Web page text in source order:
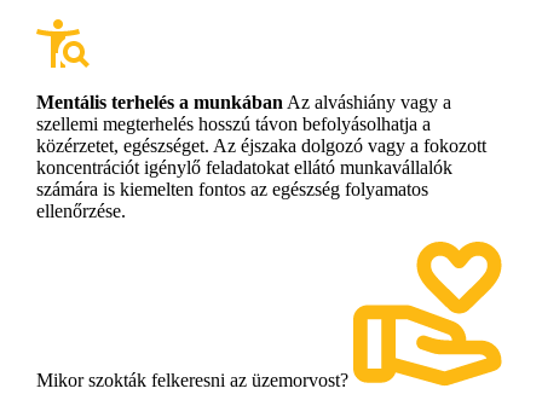
Mentális terhelés a munkában Az alváshiány vagy a
szellemi megterhelés hosszú távon befolyásolhatja a
közérzetet, egészséget. Az éjszaka dolgozó vagy a fokozott
koncentrációt igénylő feladatokat ellátó munkavállalók
számára is kiemelten fontos az egészség folyamatos
ellenőrzése.
Mikor szokták felkeresni az üzemorvost?